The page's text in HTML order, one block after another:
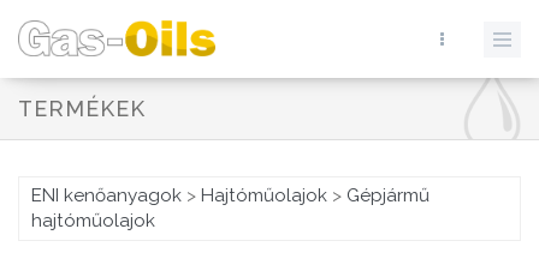
TERMÉKEK
ENI kenőanyagok > Hajtóműolajok > Gépjármű
hajtóműolajok